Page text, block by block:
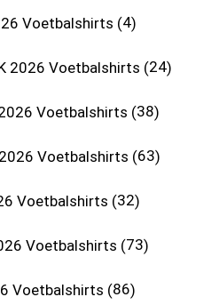
Voetbalshirts 4
2026 Voetbalshirts 24
Voetbalshirts 38
Voetbalshirts 63
Voetbalshirts 32
Voetbalshirts 73
Voetbalshirts 86